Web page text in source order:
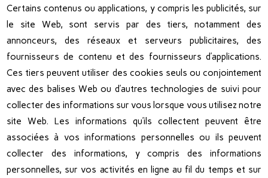
Certains contenus ou applications, y compris les publicités, sur
le site Web, sont servis par des tiers, notamment des
annonceurs, des réseaux et serveurs publicitaires, des
fournisseurs de contenu et des fournisseurs d’applications.
Ces tiers peuvent utiliser des cookies seuls ou conjointement
avec des balises Web ou d’autres technologies de suivi pour
collecter des informations sur vous lorsque vous utilisez notre
site Web. Les informations qu’ils collectent peuvent être
associées à vos informations personnelles ou ils peuvent
collecter des informations, y compris des informations
personnelles, sur vos activités en ligne au fil du temps et sur